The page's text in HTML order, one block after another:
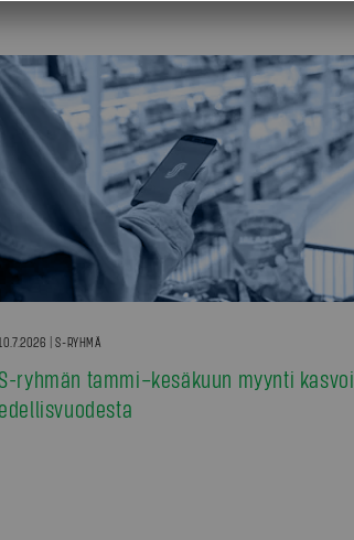
| S-RYHMÄ
ryhmän tammi–kesäkuun myynti kasvoi
edellisvuodesta